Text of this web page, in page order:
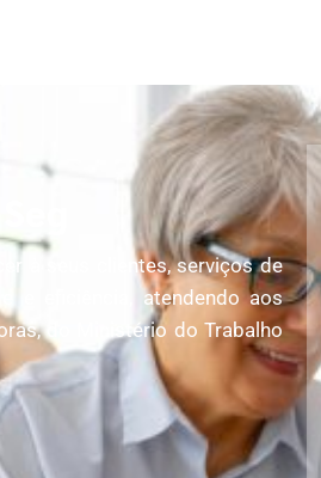
à seus clientes, serviços de
e eficiência, atendendo aos
do Ministério do Trabalho